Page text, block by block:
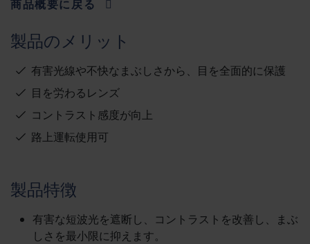
商品概要に戻る
製品のメリット
有害光線や不快なまぶしさから、目を全面的に保護
目を労わるレンズ
コントラスト感度が向上
路上運転使用可
製品特徴
有害な短波光を遮断し、コントラストを改善し、まぶ
しさを最小限に抑えます。